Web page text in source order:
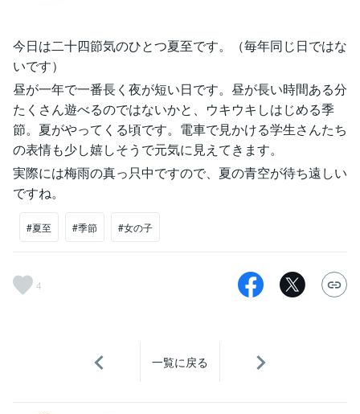
今日は二十四節気のひとつ夏至です。（毎年同じ日ではな
いです）
昼が一年で一番長く夜が短い日です。昼が長い時間ある分
たくさん遊べるのではないかと、ウキウキしはじめる季
節。夏がやってくる頃です。電車で見かける学生さんたち
の表情も少し嬉しそうで元気に見えてきます。
実際には梅雨の真っ只中ですので、夏の青空が待ち遠しい
ですね。
#夏至 #季節 #女の子
4
一覧に戻る